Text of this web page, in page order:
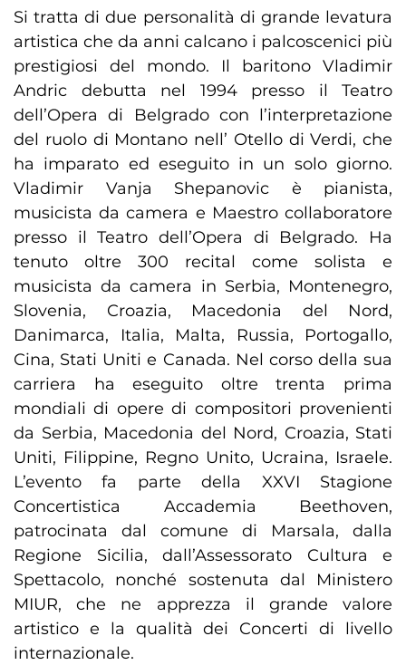
Si tratta di due personalità di grande levatura
artistica che da anni calcano i palcoscenici più
prestigiosi del mondo. Il baritono Vladimir
Andric debutta nel 1994 presso il Teatro
dell’Opera di Belgrado con l’interpretazione
del ruolo di Montano nell’ Otello di Verdi, che
ha imparato ed eseguito in un solo giorno.
Vladimir Vanja Shepanovic è pianista,
musicista da camera e Maestro collaboratore
presso il Teatro dell’Opera di Belgrado. Ha
tenuto oltre 300 recital come solista e
musicista da camera in Serbia, Montenegro,
Slovenia, Croazia, Macedonia del Nord,
Danimarca, Italia, Malta, Russia, Portogallo,
Cina, Stati Uniti e Canada. Nel corso della sua
carriera ha eseguito oltre trenta prima
mondiali di opere di compositori provenienti
da Serbia, Macedonia del Nord, Croazia, Stati
Uniti, Filippine, Regno Unito, Ucraina, Israele.
L’evento fa parte della XXVI Stagione
Concertistica Accademia Beethoven,
patrocinata dal comune di Marsala, dalla
Regione Sicilia, dall’Assessorato Cultura e
Spettacolo, nonché sostenuta dal Ministero
MIUR, che ne apprezza il grande valore
artistico e la qualità dei Concerti di livello
internazionale.